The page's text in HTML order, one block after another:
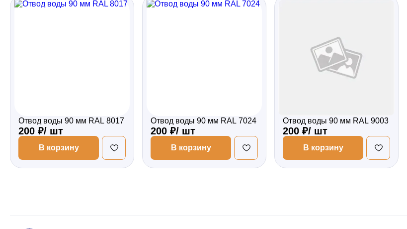
Профили для гипсокартона
Отвод воды 90 мм RAL 8017
200 ₽/ шт
В корзину
Отвод воды 90 мм RAL 7024
200 ₽/ шт
В корзину
Отвод воды 90 мм RAL 9003
200 ₽/ шт
В корзину